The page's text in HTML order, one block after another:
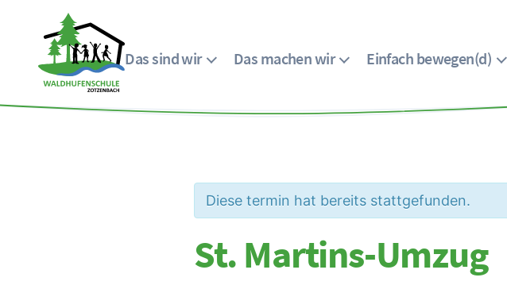
Waldhufenschule
Das sind wir Das machen wir Einfach bewegen(d)
Menü
Diese termin hat bereits stattgefunden.
St. Martins-Umzug